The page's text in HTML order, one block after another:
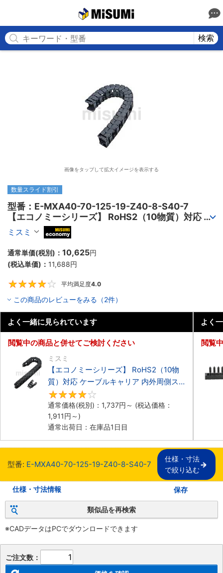
検索
画像をタップして拡大イメージを表示する
数量スライド割引
型番：E-MXA40-70-125-19-Z40-8-S40-7
【エコノミーシリーズ】 RoHS2（10物質）対応 ケ
ーブルキャリア 低発塵・低騒音タイプ
ミスミ
通常単価(税別)： 10,625円
(税込単価)： 11,688円
平均満足度4.0
この商品のレビューをみる（2件）
よく一緒に見られています
閲覧中の商品と併せてご検討ください
ミスミ
【エコノミーシリーズ】 RoHS2（10物
質）対応 ケーブルキャリア 内外周側ス
ナップ開閉タイプ
通常価格(税別)： 1,737円 ～ (税込価格：
1,911円 ～)
通常出荷日：在庫品1日目
よく
閲覧
型番: E-MXA40-70-125-19-Z40-8-S40-7
仕様・寸法
で絞り込む
仕様・寸法情報 保存
類似品を再検索
※CADデータはPCでダウンロードできます
ご注文数：